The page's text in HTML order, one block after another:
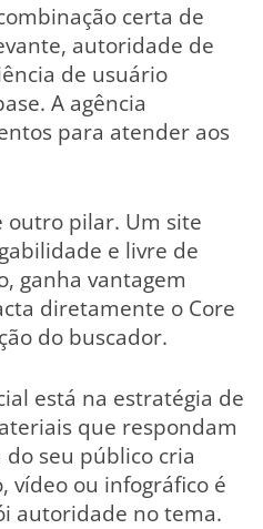
certa de
autoridade de
de usuário
A agência
para atender aos
outro pilar. Um site
e livre de
ganha vantagem
diretamente o Core
do buscador.
está na estratégia de
que respondam
seu público cria
vídeo ou infográfico é
autoridade no tema.